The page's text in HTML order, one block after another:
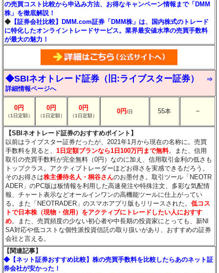
の売買コスト比較から申込み方法、お得なキャンペーン情報まで「DMM
株」を徹底解説！
◆ 【証券会社比較】DMM.com証券「DMM株」は、国内株式のトレード
に特化したオンライントレードサービス。業界最安値水準の売買手数料
が最大の魅力！
◆SBIネオトレード証券（旧:ライブスター証券）
⇒
詳細情報ページへ
0円
（1日定額）
0円
（1日定額）
0円
（1日定額）
0円/日 55本 －
【SBIネオトレード証券のおすすめポイント】
以前はライブスター証券だったが、2021年1月から現在の名称に。売買
手数料を見ると、1日定額プランなら1日100万円まで無料。また、信用
取引の売買手数料が完全無料（0円）なのに加え、信用取引金利の低さも
トップクラス。アクティブトレーダーほどお得さを実感できるだろう。
そのお得さは株主優待名人・桐谷さんのお墨付き。取引ツール「NEOTR
ADER」のPC版は板情報を利用した高速発注や特殊注文、多彩な気配情
報、チャート表示などオールインワンの高機能ツールに仕上がってい
る。また「NEOTRADER」のスマホアプリ版もリリースされた。低コス
トで日本株（現物・信用）をアクティブにトレードしたい人におすす
め。また、売買頻度の少ない初心者や中長期の投資家にとっても、新NI
SA対応や低コストな個性派投資信託の取り扱いがあり、おすすめの証券
会社と言える。
【関連記事】
◆【ネット証券おすすめ比較】株の売買手数料を比較したらあのネット証
券会社が安かった！